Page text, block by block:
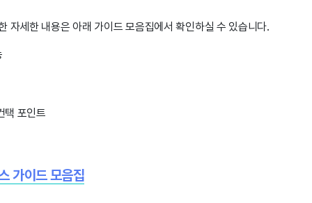
자세한 내용은 아래 가이드 모음집에서 확인하실 수 있습니다.
택 포인트
가이드 모음집